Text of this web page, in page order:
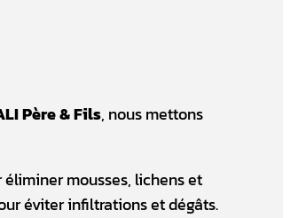
Père & Fils, nous mettons
mousses, lichens et
éviter infiltrations et dégâts.